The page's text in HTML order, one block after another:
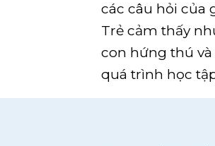
các câu hỏi của
Trẻ cảm thấy
con hứng thú
quá trình học